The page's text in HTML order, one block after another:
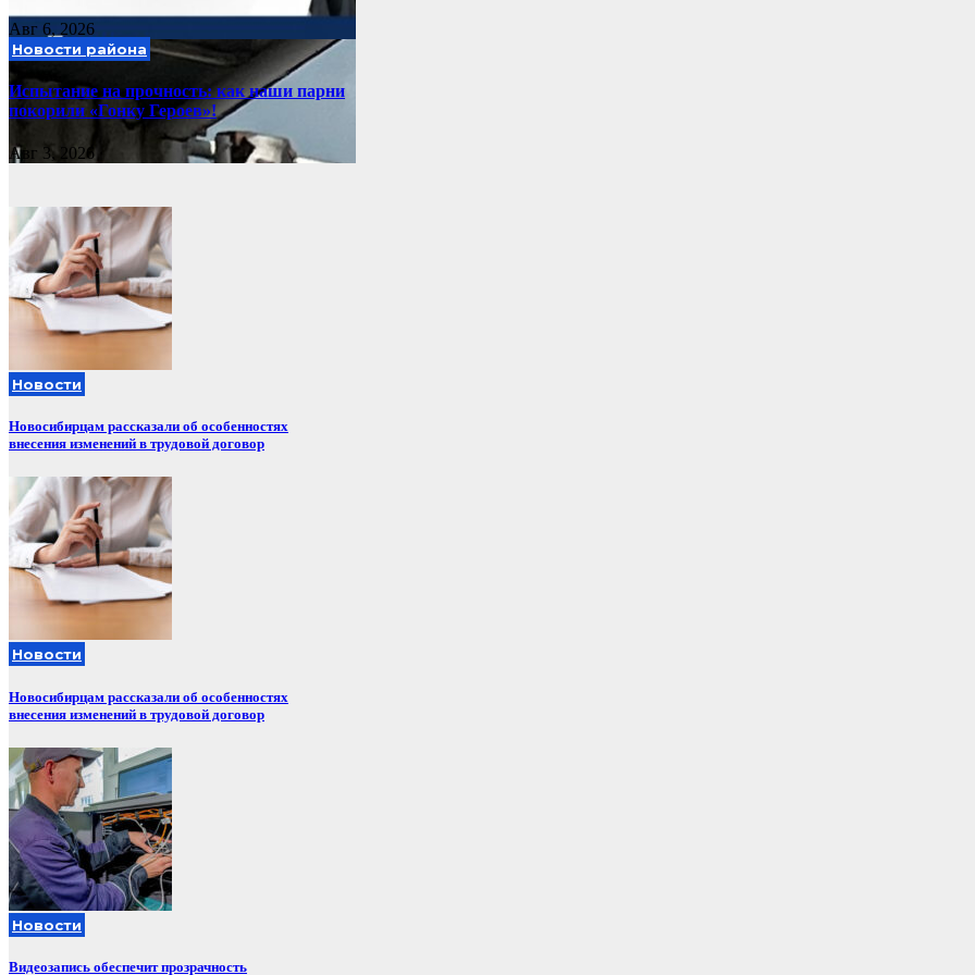
Авг 6, 2026
Новости района
Испытание на прочность: как наши парни
покорили «Гонку Героев»!
Авг 3, 2026
Новости
Новосибирцам рассказали об особенностях
внесения изменений в трудовой договор
Новости
Новосибирцам рассказали об особенностях
внесения изменений в трудовой договор
Новости
Видеозапись обеспечит прозрачность